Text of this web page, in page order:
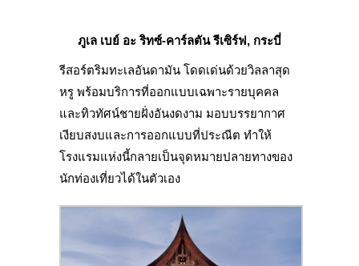
ภูเล เบย์ อะ ริทซ์-คาร์ลตัน รีเซิร์ฟ, กระบี่
รีสอร์ตริมทะเลอันดามัน โดดเด่นด้วยวิลลาสุด
หรู พร้อมบริการที่ออกแบบเฉพาะรายบุคคล
และทิวทัศน์ชายฝั่งอันงดงาม มอบบรรยากาศ
เงียบสงบและการออกแบบที่ประณีต ทำให้
โรงแรมแห่งนี้กลายเป็นจุดหมายปลายทางของ
นักท่องเที่ยวได้ในตัวเอง